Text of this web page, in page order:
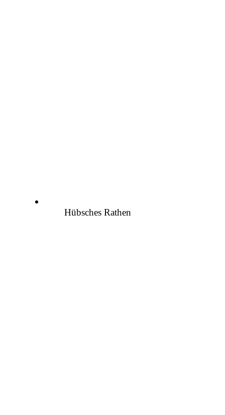
Hübsches Rathen